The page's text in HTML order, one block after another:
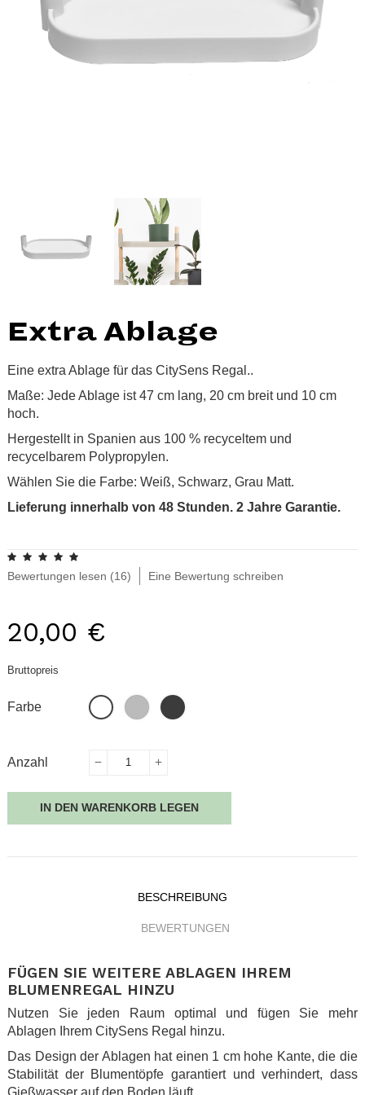
Extra Ablage
Eine extra Ablage für das CitySens Regal..
Maße: Jede Ablage ist 47 cm lang, 20 cm breit und 10 cm
hoch.
Hergestellt in Spanien aus 100 % recyceltem und
recycelbarem Polypropylen.
Wählen Sie die Farbe: Weiß, Schwarz, Grau Matt.
Lieferung innerhalb von 48 Stunden. 2 Jahre Garantie.
Bewertungen lesen (16) Eine Bewertung schreiben
20,00 €
Bruttopreis
Farbe Weiß Grau Schwarz
Anzahl
IN DEN WARENKORB LEGEN
BESCHREIBUNG
BEWERTUNGEN
FÜGEN SIE WEITERE ABLAGEN IHREM
BLUMENREGAL HINZU
Nutzen Sie jeden Raum optimal und fügen Sie mehr
Ablagen Ihrem CitySens Regal hinzu.
Das Design der Ablagen hat einen 1 cm hohe Kante, die die
Stabilität der Blumentöpfe garantiert und verhindert, dass
Gießwasser auf den Boden läuft.